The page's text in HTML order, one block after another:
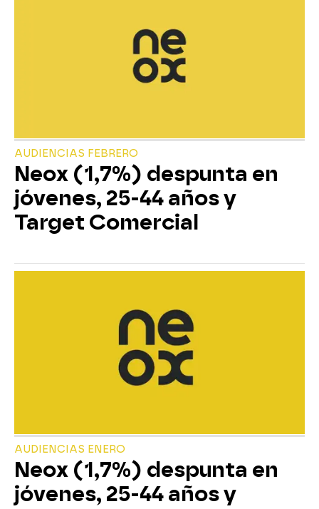
AUDIENCIAS FEBRERO
Neox (1,7%) despunta en
jóvenes, 25-44 años y
Target Comercial
AUDIENCIAS ENERO
Neox (1,7%) despunta en
jóvenes, 25-44 años y